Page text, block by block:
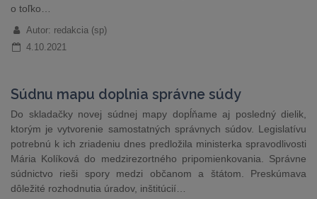
o toľko…
Autor: redakcia (sp)
4.10.2021
Súdnu mapu doplnia správne súdy
Do skladačky novej súdnej mapy dopĺňame aj posledný dielik,
ktorým je vytvorenie samostatných správnych súdov. Legislatívu
potrebnú k ich zriadeniu dnes predložila ministerka spravodlivosti
Mária Kolíková do medzirezortného pripomienkovania. Správne
súdnictvo rieši spory medzi občanom a štátom. Preskúmava
dôležité rozhodnutia úradov, inštitúcií…